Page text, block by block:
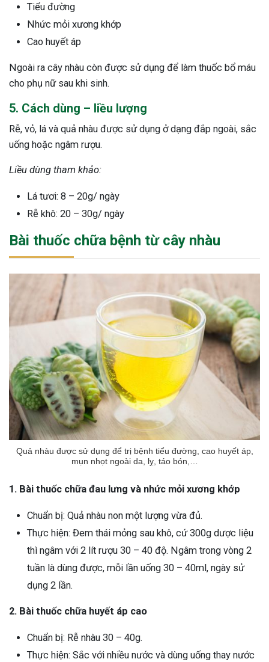
Tiểu đường
Nhức mỏi xương khớp
Cao huyết áp
Ngoài ra cây nhàu còn được sử dụng để làm thuốc bổ máu
cho phụ nữ sau khi sinh.
5. Cách dùng – liều lượng
Rễ, vỏ, lá và quả nhàu được sử dụng ở dạng đắp ngoài, sắc
uống hoặc ngâm rượu.
Liều dùng tham khảo:
Lá tươi: 8 – 20g/ ngày
Rễ khô: 20 – 30g/ ngày
Bài thuốc chữa bệnh từ cây nhàu
Quả nhàu được sử dụng để trị bệnh tiểu đường, cao huyết áp,
mụn nhọt ngoài da, lỵ, táo bón,…
1. Bài thuốc chữa đau lưng và nhức mỏi xương khớp
Chuẩn bị: Quả nhàu non một lượng vừa đủ.
Thực hiện: Đem thái mỏng sau khô, cứ 300g dược liệu
thì ngâm với 2 lít rượu 30 – 40 độ. Ngâm trong vòng 2
tuần là dùng được, mỗi lần uống 30 – 40ml, ngày sử
dụng 2 lần.
2. Bài thuốc chữa huyết áp cao
Chuẩn bị: Rễ nhàu 30 – 40g.
Thực hiện: Sắc với nhiều nước và dùng uống thay nước